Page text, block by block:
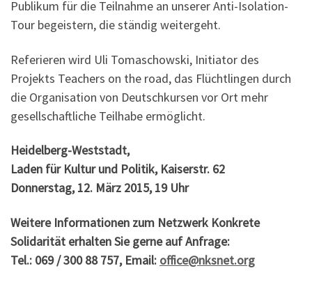
Publikum für die Teilnahme an unserer Anti-Isolation-
Tour begeistern, die ständig weitergeht.
Referieren wird Uli Tomaschowski, Initiator des
Projekts Teachers on the road, das Flüchtlingen durch
die Organisation von Deutschkursen vor Ort mehr
gesellschaftliche Teilhabe ermöglicht.
Heidelberg-Weststadt,
Laden für Kultur und Politik, Kaiserstr. 62
Donnerstag, 12. März 2015, 19 Uhr
Weitere Informationen zum Netzwerk Konkrete
Solidarität erhalten Sie gerne auf Anfrage:
Tel.: 069 / 300 88 757, Email: office@nksnet.org